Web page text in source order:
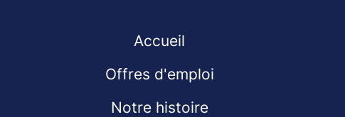
Accueil
Offres d'emploi
Notre histoire